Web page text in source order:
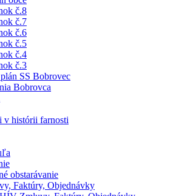
č.8
č.7
č.6
č.5
č.4
č.3
SS Bobrovec
Bobrovca
v histórii farnosti
obstarávanie
Faktúry, Objednávky